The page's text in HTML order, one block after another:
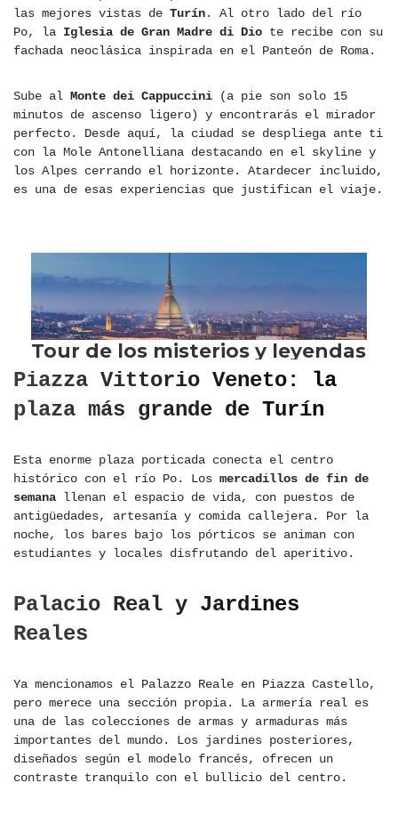
las mejores vistas de Turín. Al otro lado del río
Po, la Iglesia de Gran Madre di Dio te recibe con su
fachada neoclásica inspirada en el Panteón de Roma.
Sube al Monte dei Cappuccini (a pie son solo 15
minutos de ascenso ligero) y encontrarás el mirador
perfecto. Desde aquí, la ciudad se despliega ante ti
con la Mole Antonelliana destacando en el skyline y
los Alpes cerrando el horizonte. Atardecer incluido,
es una de esas experiencias que justifican el viaje.
Piazza Vittorio Veneto: la
plaza más grande de Turín
Esta enorme plaza porticada conecta el centro
histórico con el río Po. Los mercadillos de fin de
semana llenan el espacio de vida, con puestos de
antigüedades, artesanía y comida callejera. Por la
noche, los bares bajo los pórticos se animan con
estudiantes y locales disfrutando del aperitivo.
Palacio Real y Jardines
Reales
Ya mencionamos el Palazzo Reale en Piazza Castello,
pero merece una sección propia. La armería real es
una de las colecciones de armas y armaduras más
importantes del mundo. Los jardines posteriores,
diseñados según el modelo francés, ofrecen un
contraste tranquilo con el bullicio del centro.